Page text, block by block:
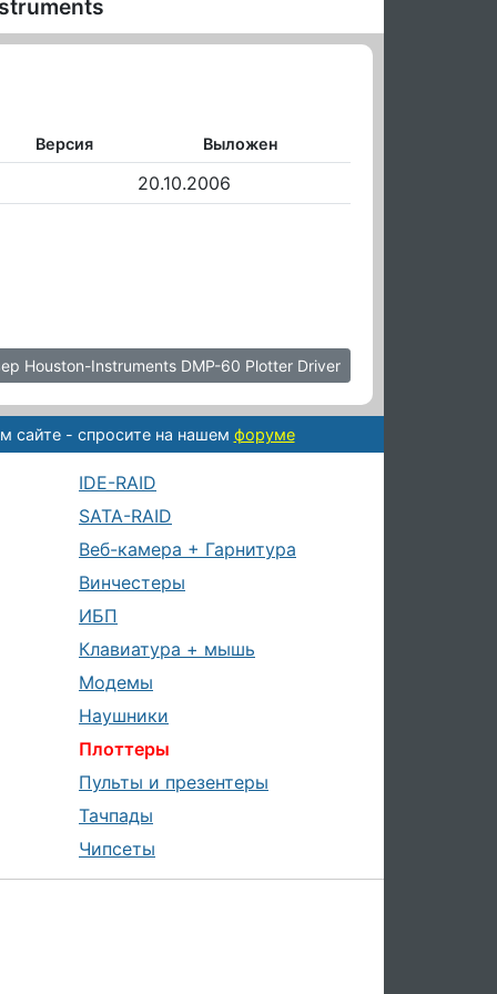
Версия Выложен
20.10.2006
Houston-Instruments DMP-60 Plotter Driver
сайте - спросите на нашем форуме
IDE-RAID
SATA-RAID
Веб-камера + Гарнитура
Винчестеры
ИБП
Клавиатура + мышь
Модемы
Наушники
Плоттеры
Пульты и презентеры
Тачпады
Чипсеты